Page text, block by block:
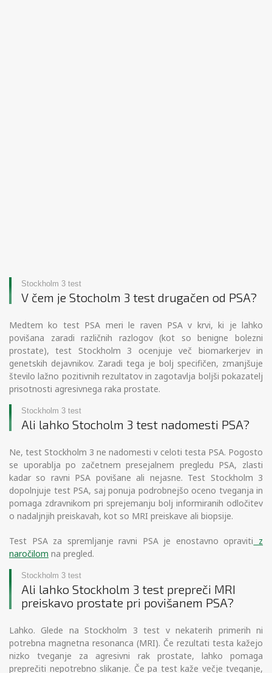
Stockholm 3 test
V čem je Stocholm 3 test drugačen od PSA?
Medtem ko test PSA meri le raven PSA v krvi, ki je lahko
povišana zaradi različnih razlogov (kot so benigne bolezni
prostate), test Stockholm 3 ocenjuje več biomarkerjev in
genetskih dejavnikov. Zaradi tega je bolj specifičen, zmanjšuje
število lažno pozitivnih rezultatov in zagotavlja boljši pokazatelj
prisotnosti agresivnega raka prostate.
Stockholm 3 test
Ali lahko Stocholm 3 test nadomesti PSA?
Ne, test Stockholm 3 ne nadomesti v celoti testa PSA. Pogosto
se uporablja po začetnem presejalnem pregledu PSA, zlasti
kadar so ravni PSA povišane ali nejasne. Test Stockholm 3
dopolnjuje test PSA, saj ponuja podrobnejšo oceno tveganja in
pomaga zdravnikom pri sprejemanju bolj informiranih odločitev
o nadaljnjih preiskavah, kot so MRI preiskave ali biopsije.
Test PSA za spremljanje ravni PSA je enostavno opraviti z
naročilom na pregled.
Stockholm 3 test
Ali lahko Stockholm 3 test prepreči MRI
preiskavo prostate pri povišanem PSA?
Lahko. Glede na Stockholm 3 test v nekaterih primerih ni
potrebna magnetna resonanca (MRI). Če rezultati testa kažejo
nizko tveganje za agresivni rak prostate, lahko pomaga
preprečiti nepotrebno slikanje. Če pa test kaže večje tveganje,